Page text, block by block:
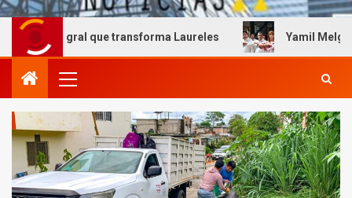
que transforma Laureles Yamil Melgar honra